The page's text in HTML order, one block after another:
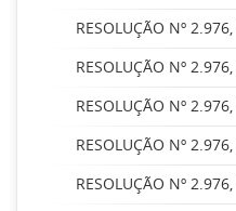
RESOLUÇÃO Nº
RESOLUÇÃO Nº
RESOLUÇÃO Nº
RESOLUÇÃO Nº
RESOLUÇÃO Nº